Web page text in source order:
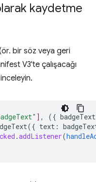
kaydetme
bir söz veya geri
V3'te çalışacağı
] , ({ badgeText
text :
.addListener(